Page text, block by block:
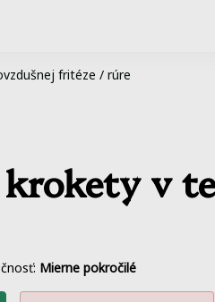
fritéze / rúre
v
Mierne pokročilé